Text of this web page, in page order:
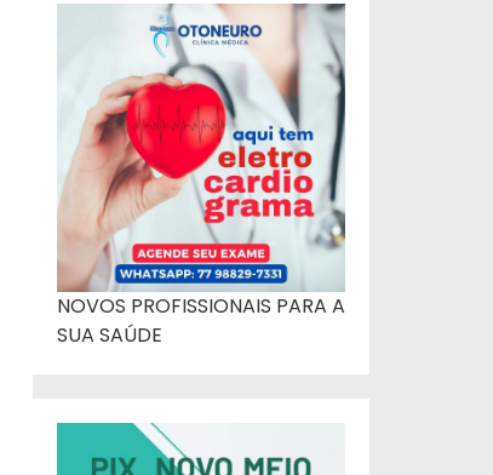
NOVOS PROFISSIONAIS PARA A
SUA SAÚDE